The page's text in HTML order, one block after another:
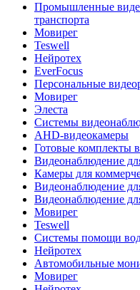
Промышленные
транспорта
Мовирег
Teswell
Нейротех
EverFocus
Персональные
Мовирег
Элеста
Системы
AHD-видеокамеры
Готовые комплекты
Видеонаблюдение
Камеры для
Видеонаблюдение
Видеонаблюдение
Мовирег
Teswell
Системы помощи
Нейротех
Автомобильные
Мовирег